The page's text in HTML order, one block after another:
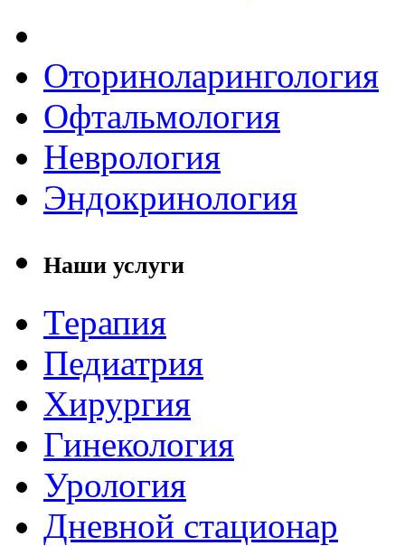
Оториноларингология
Офтальмология
Неврология
Эндокринология
Наши услуги
Терапия
Педиатрия
Хирургия
Гинекология
Урология
Дневной стационар